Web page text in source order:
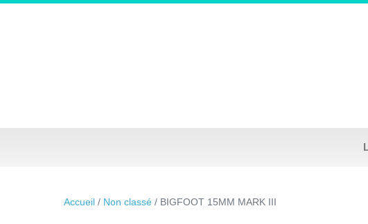
Accueil / Non classé / BIGFOOT 15MM MARK III